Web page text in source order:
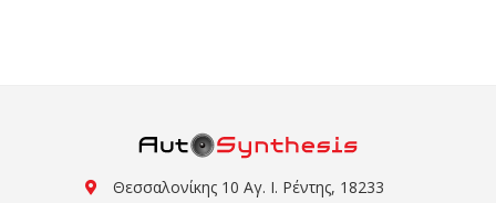
Θεσσαλονίκης 10 Αγ. Ι. Ρέντης, 18233